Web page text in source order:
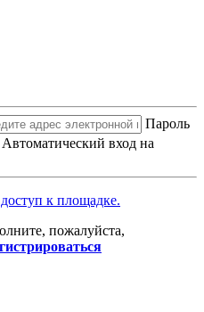
Пароль
Автоматический вход на
к площадке.
пожалуйста,